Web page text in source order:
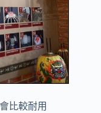
比較耐用